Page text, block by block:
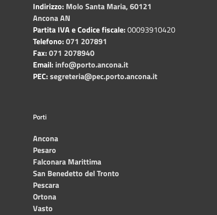
Indirizzo: Molo Santa Maria, 60121
Ancona AN
Partita IVA e Codice fiscale:00093910420
Telefono:071 207891
Fax:071 2078940
Email: info@porto.ancona.it
PEC:segreteria@pec.porto.ancona.it
Porti
Ancona
Pesaro
Falconara Marittima
San Benedetto del Tronto
Pescara
Ortona
Vasto